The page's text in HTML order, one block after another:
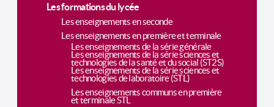
Les formations du lycée
Les enseignements en seconde
Les enseignements en première et terminale
Les enseignements de la série générale
Les enseignements de la série sciences et
technologies de la santé et du social (ST2S)
Les enseignements de la série sciences et
technologies de laboratoire (STL)
Les enseignements communs en première
et terminale STL